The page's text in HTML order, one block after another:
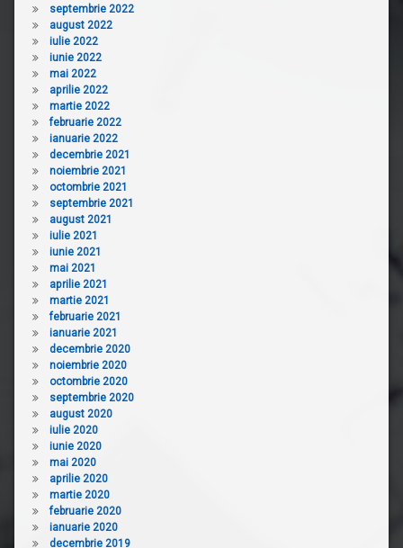
septembrie 2022
august 2022
iulie 2022
iunie 2022
mai 2022
aprilie 2022
martie 2022
februarie 2022
ianuarie 2022
decembrie 2021
noiembrie 2021
octombrie 2021
septembrie 2021
august 2021
iulie 2021
iunie 2021
mai 2021
aprilie 2021
martie 2021
februarie 2021
ianuarie 2021
decembrie 2020
noiembrie 2020
octombrie 2020
septembrie 2020
august 2020
iulie 2020
iunie 2020
mai 2020
aprilie 2020
martie 2020
februarie 2020
ianuarie 2020
decembrie 2019